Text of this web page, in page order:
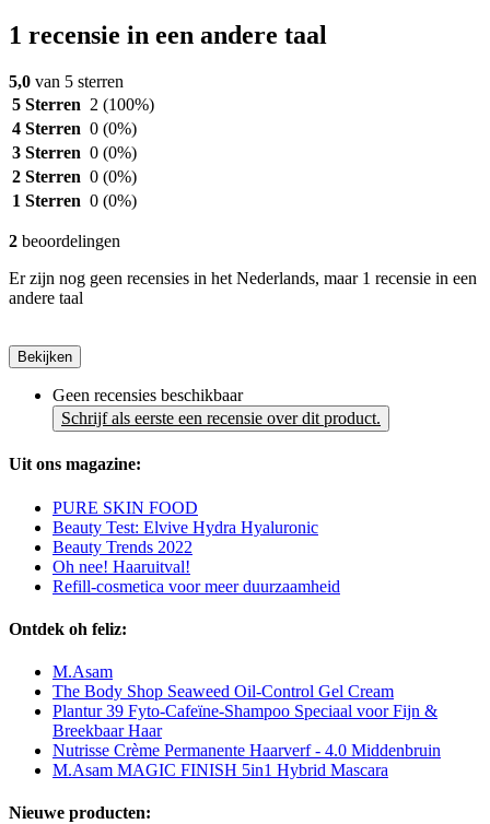
1 recensie in een andere taal
5,0 van 5 sterren
5 Sterren 2 (100%)
4 Sterren 0 (0%)
3 Sterren 0 (0%)
2 Sterren 0 (0%)
1 Sterren 0 (0%)
2 beoordelingen
Er zijn nog geen recensies in het Nederlands, maar 1 recensie in een
andere taal
Bekijken
Geen recensies beschikbaar
Schrijf als eerste een recensie over dit product.
Uit ons magazine:
PURE SKIN FOOD
Beauty Test: Elvive Hydra Hyaluronic
Beauty Trends 2022
Oh nee! Haaruitval!
Refill-cosmetica voor meer duurzaamheid
Ontdek oh feliz:
M.Asam
The Body Shop Seaweed Oil-Control Gel Cream
Plantur 39 Fyto-Cafeïne-Shampoo Speciaal voor Fijn &
Breekbaar Haar
Nutrisse Crème Permanente Haarverf - 4.0 Middenbruin
M.Asam MAGIC FINISH 5in1 Hybrid Mascara
Nieuwe producten: